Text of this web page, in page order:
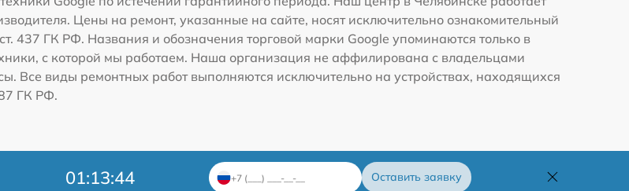
Цены на ремонт, указанные на сайте, носят исключительно ознакомительный
437 ГК РФ. Названия и обозначения торговой марки Google упоминаются только в
с которой мы работаем. Наша организация не аффилирована с владельцами
Все виды ремонтных работ выполняются исключительно на устройствах, находящихся
ГК РФ.
01:13:44 Оставить заявку